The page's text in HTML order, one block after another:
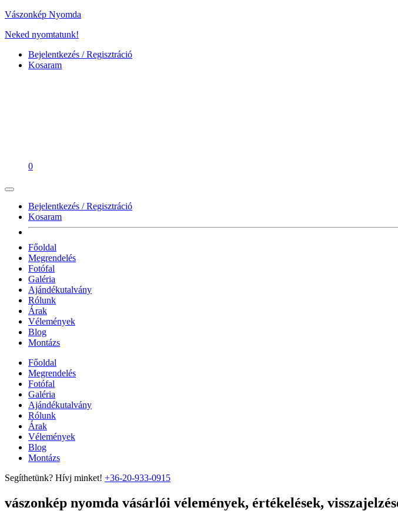
Vászonkép Nyomda
Neked nyomtatunk!
Bejelentkezés / Regisztráció
Kosaram
0
Bejelentkezés / Regisztráció
Kosaram
Főoldal
Megrendelés
Fotófal
Galéria
Ajándékutalvány
Rólunk
Árak
Vélemények
Blog
Montázs
Főoldal
Megrendelés
Fotófal
Galéria
Ajándékutalvány
Rólunk
Árak
Vélemények
Blog
Montázs
Segíthetünk? Hívj minket! +36-20-933-0915
vászonkép nyomda vásárlói vélemények, értékelések,